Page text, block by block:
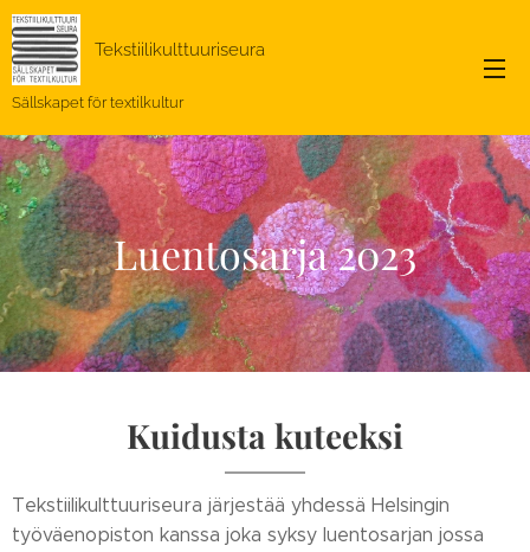
Tekstiilikulttuuriseura
Sällskapet för textilkultur
Luentosarja 2023
Kuidusta kuteeksi
Tekstiilikulttuuriseura järjestää yhdessä Helsingin
työväenopiston kanssa joka syksy luentosarjan jossa